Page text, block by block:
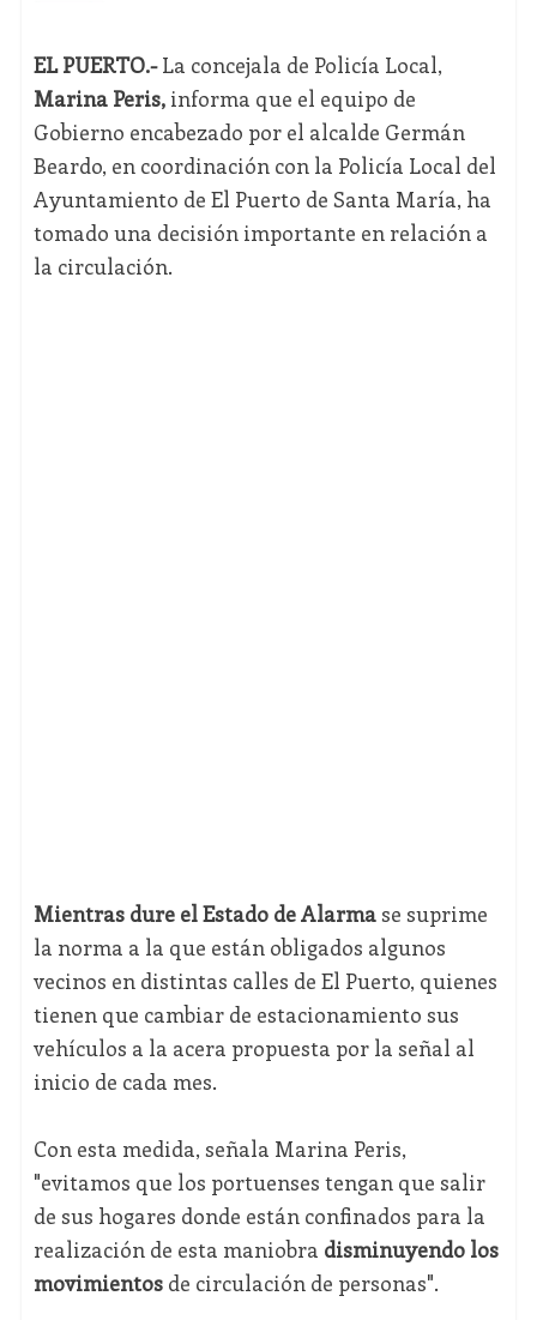
EL PUERTO.-La concejala de Policía Local,
Marina Peris,informa que el equipo de
Gobierno encabezado por el alcalde Germán
Beardo, en coordinación con la Policía Local del
Ayuntamiento de El Puerto de Santa María, ha
tomado una decisión importante en relación a
la circulación.
Mientras dure el Estado de Alarmase suprime
la norma a la que están obligados algunos
vecinos en distintas calles de El Puerto, quienes
tienen que cambiar de estacionamiento sus
vehículos a la acera propuesta por la señal al
inicio de cada mes.
Con esta medida, señala Marina Peris,
"evitamos que los portuenses tengan que salir
de sus hogares donde están confinados para la
realización de esta maniobra disminuyendo los
movimientosde circulación de personas".